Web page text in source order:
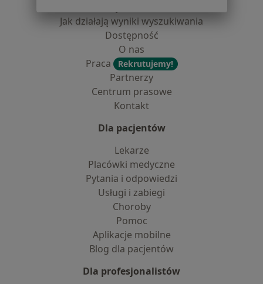
Jak działają wyniki wyszukiwania
Dostępność
O nas
Praca
Rekrutujemy!
Partnerzy
Centrum prasowe
Kontakt
Dla pacjentów
Lekarze
Placówki medyczne
Pytania i odpowiedzi
Usługi i zabiegi
Choroby
Pomoc
Aplikacje mobilne
Blog dla pacjentów
Dla profesjonalistów